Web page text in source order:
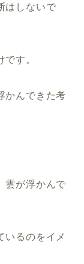
はしないで
す。
かんできた考
雲が浮かんで
いるのをイメ